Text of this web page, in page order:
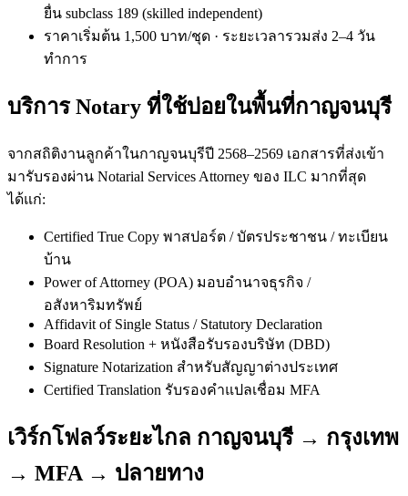
ยื่น subclass 189 (skilled independent)
ราคาเริ่มต้น 1,500 บาท/ชุด · ระยะเวลารวมส่ง 2–4 วัน
ทำการ
บริการ Notary ที่ใช้บ่อยในพื้นที่กาญจนบุรี
จากสถิติงานลูกค้าในกาญจนบุรีปี 2568–2569 เอกสารที่ส่งเข้า
มารับรองผ่าน Notarial Services Attorney ของ ILC มากที่สุด
ได้แก่:
Certified True Copy พาสปอร์ต / บัตรประชาชน / ทะเบียน
บ้าน
Power of Attorney (POA) มอบอำนาจธุรกิจ /
อสังหาริมทรัพย์
Affidavit of Single Status / Statutory Declaration
Board Resolution + หนังสือรับรองบริษัท (DBD)
Signature Notarization สำหรับสัญญาต่างประเทศ
Certified Translation รับรองคำแปลเชื่อม MFA
เวิร์กโฟลว์ระยะไกล กาญจนบุรี → กรุงเทพ
→ MFA → ปลายทาง